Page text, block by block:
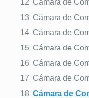
Cámara de
Cámara de
Cámara de
Cámara de
Cámara de
Cámara de
Cámara de